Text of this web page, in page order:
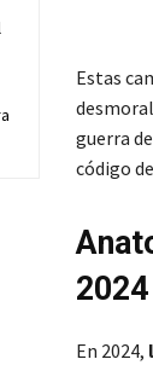
Estas
guerra
código
2024
En 2024,